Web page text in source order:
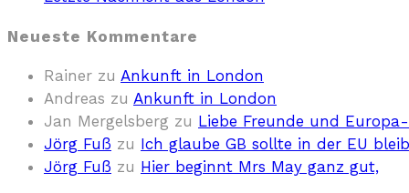
Neueste Kommentare
Rainer zu Ankunft in London
Andreas zu Ankunft in London
Jan Mergelsberg zu Liebe Freunde und
Jörg Fuß zu Ich glaube GB sollte in der EU
Jörg Fuß zu Hier beginnt Mrs May ganz gut,